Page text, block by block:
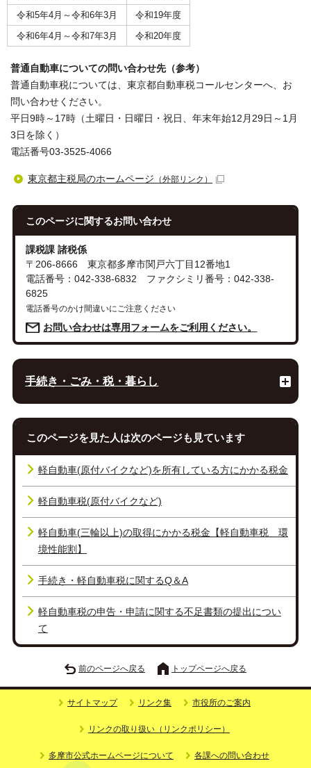
令和5年4月～令和6年3月
令和19年度
令和6年4月～令和7年3月
令和20年度
普通自動車についての問い合わせ先（参考）
普通自動車税については、東京都自動車税コールセンターへ、お
問い合わせください。
平日9時～17時（土曜日・日曜日・祝日、年末年始12月29日～1月
3日を除く）
電話番号03-3525-4066
東京都主税局のホームページ （外部リンク）
このページに関するお問い合わせ
課税課 諸税係
〒206-8666 東京都多摩市関戸六丁目12番地1
電話番号：042-338-6832 ファクシミリ番号：042-338-
6825
電話番号のかけ間違いにご注意ください
お問い合わせは専用フォームをご利用ください。
手続き・ごみ・税・暮らし
このページを見た人は次のページも見ています
軽自動車(原付バイクなど)を所有している方にかかる税金
軽自動車税(原付バイクなど)
軽自動車(三輪以上)の取得にかかる税金【軽自動車税 環
境性能割】
手続き・軽自動車税に関するQ＆A
軽自動車税の申告・申請に関する不足書類の提出につい
て
前のページへ戻る トップページへ戻る
サイトマップ リンク集 市役所のご案内
リンクの取り扱い（リンクポリシー）
多摩市公式ホームページについて 各課への問い合わせ